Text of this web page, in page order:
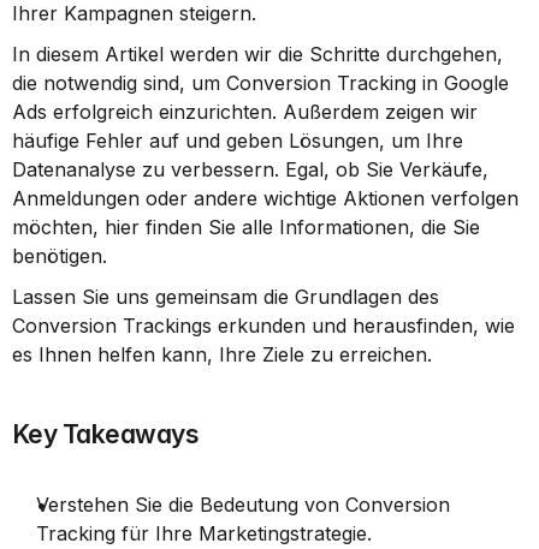
Ihrer Kampagnen steigern.
In diesem Artikel werden wir die Schritte durchgehen,
die notwendig sind, um Conversion Tracking in Google
Ads erfolgreich einzurichten. Außerdem zeigen wir
häufige Fehler auf und geben Lösungen, um Ihre
Datenanalyse zu verbessern. Egal, ob Sie Verkäufe,
Anmeldungen oder andere wichtige Aktionen verfolgen
möchten, hier finden Sie alle Informationen, die Sie
benötigen.
Lassen Sie uns gemeinsam die Grundlagen des
Conversion Trackings erkunden und herausfinden, wie
es Ihnen helfen kann, Ihre Ziele zu erreichen.
Key Takeaways
Verstehen Sie die Bedeutung von Conversion
Tracking für Ihre Marketingstrategie.